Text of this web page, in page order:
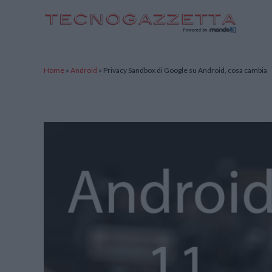
Home » Android » Privacy Sandbox di Google su Android, cosa cambia